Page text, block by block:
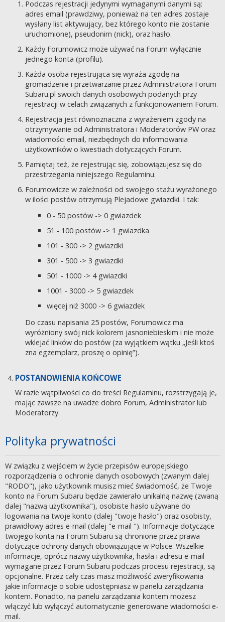
Podczas rejestracji jedynymi wymaganymi danymi są:
adres email (prawdziwy, ponieważ na ten adres zostaje
wysłany list aktywujący, bez którego konto nie zostanie
uruchomione), pseudonim (nick), oraz hasło.
Każdy Forumowicz może używać na Forum wyłącznie
jednego konta (profilu).
Każda osoba rejestrująca się wyraża zgodę na
gromadzenie i przetwarzanie przez Administratora Forum-
Subaru.pl swoich danych osobowych podanych przy
rejestracji w celach związanych z funkcjonowaniem Forum.
Rejestracja jest równoznaczna z wyrażeniem zgody na
otrzymywanie od Administratora i Moderatorów PW oraz
wiadomości email, niezbędnych do informowania
użytkowników o kwestiach dotyczących Forum.
Pamiętaj też, że rejestrując się, zobowiązujesz się do
przestrzegania niniejszego Regulaminu.
Forumowicze w zależności od swojego stażu wyrażonego
w ilości postów otrzymują Plejadowe gwiazdki. I tak:
0 - 50 postów -> 0 gwiazdek
51 - 100 postów -> 1 gwiazdka
101 - 300 -> 2 gwiazdki
301 - 500 -> 3 gwiazdki
501 - 1000 -> 4 gwiazdki
1001 - 3000 -> 5 gwiazdek
więcej niż 3000 -> 6 gwiazdek
Do czasu napisania 25 postów, Forumowicz ma
wyróżniony swój nick kolorem jasnoniebieskim i nie może
wklejać linków do postów (za wyjątkiem wątku „Jeśli ktoś
zna egzemplarz, proszę o opinię”).
POSTANOWIENIA KOŃCOWE
W razie wątpliwości co do treści Regulaminu, rozstrzygają je,
mając zawsze na uwadze dobro Forum, Administrator lub
Moderatorzy.
Polityka prywatności
W związku z wejściem w życie przepisów europejskiego
rozporządzenia o ochronie danych osobowych (zwanym dalej
"RODO"), jako użytkownik musisz mieć świadomość, że Twoje
konto na Forum Subaru będzie zawierało unikalną nazwę (zwaną
dalej "nazwą użytkownika"), osobiste hasło używane do
logowania na twoje konto (dalej "twoje hasło") oraz osobisty,
prawidłowy adres e-mail (dalej "e-mail "). Informacje dotyczące
twojego konta na Forum Subaru są chronione przez prawa
dotyczące ochrony danych obowiązujące w Polsce. Wszelkie
informacje, oprócz nazwy użytkownika, hasła i adresu e-mail
wymagane przez Forum Subaru podczas procesu rejestracji, są
opcjonalne. Przez cały czas masz możliwość zweryfikowania
jakie informacje o sobie udostępniasz w panelu zarządzania
kontem. Ponadto, na panelu zarządzania kontem możesz
włączyć lub wyłączyć automatycznie generowane wiadomości e-
mail.